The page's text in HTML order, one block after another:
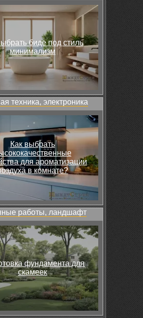
биде под стиль
минимализм
техника, электроника
Как выбрать
для ароматизации
в комнате?
работы, ландшафт
фундамента для
скамеек